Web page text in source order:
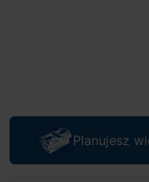
Planujesz